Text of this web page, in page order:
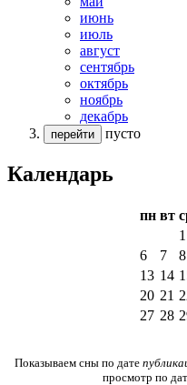
июнь
июль
август
сентябрь
октябрь
ноябрь
декабрь
перейти пусто
Календарь
пн вт
1
6
7 8
13 14
20 21
27 28
Показываем сны по дате
просмотр по